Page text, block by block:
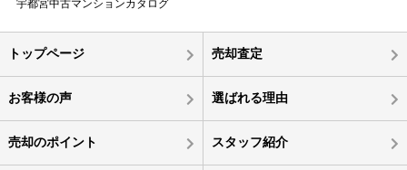
宇都宮中古マンションカタログ
トップページ 売却査定
お客様の声 選ばれる理由
売却のポイント スタッフ紹介